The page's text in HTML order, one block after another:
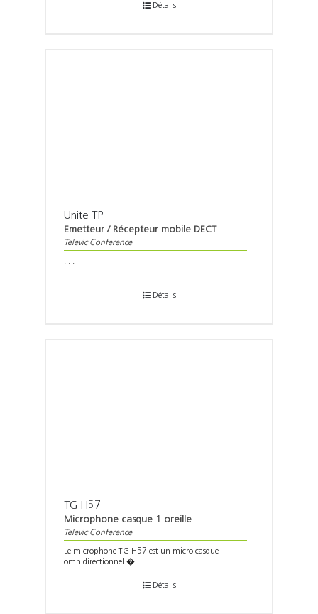
Détails
Unite TP
Emetteur / Récepteur mobile DECT
Televic Conference
. . .
Détails
TG H57
Microphone casque 1 oreille
Televic Conference
Le microphone TG H57 est un micro casque
omnidirectionnel � . . .
Détails